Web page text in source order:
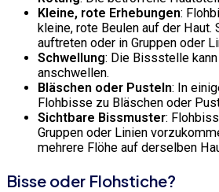
Kleine, rote Erhebungen:
kleine, rote Beulen auf der Haut.
auftreten oder in Gruppen oder
Schwellung: Die Bissstelle
anschwellen.
Bläschen oder Pusteln: In
Flohbisse zu Bläschen oder
Sichtbare Bissmuster:
Gruppen oder Linien
mehrere Flöhe auf derselben
Bisse oder Flohstiche?